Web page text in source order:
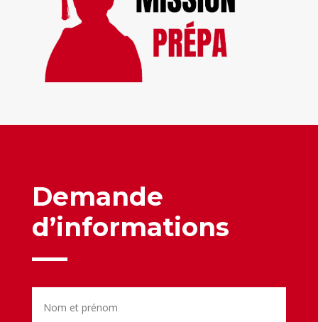
Demande
d’informations